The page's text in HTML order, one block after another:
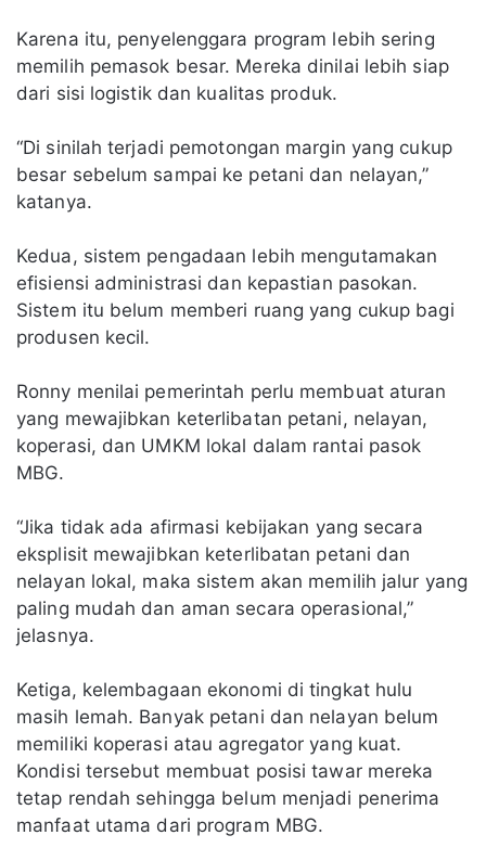
Karena itu, penyelenggara program lebih sering
memilih pemasok besar. Mereka dinilai lebih siap
dari sisi logistik dan kualitas produk.
“Di sinilah terjadi pemotongan margin yang cukup
besar sebelum sampai ke petani dan nelayan,”
katanya.
Kedua, sistem pengadaan lebih mengutamakan
efisiensi administrasi dan kepastian pasokan.
Sistem itu belum memberi ruang yang cukup bagi
produsen kecil.
Ronny menilai pemerintah perlu membuat aturan
yang mewajibkan keterlibatan petani, nelayan,
koperasi, dan UMKM lokal dalam rantai pasok
MBG.
“Jika tidak ada afirmasi kebijakan yang secara
eksplisit mewajibkan keterlibatan petani dan
nelayan lokal, maka sistem akan memilih jalur yang
paling mudah dan aman secara operasional,”
jelasnya.
Ketiga, kelembagaan ekonomi di tingkat hulu
masih lemah. Banyak petani dan nelayan belum
memiliki koperasi atau agregator yang kuat.
Kondisi tersebut membuat posisi tawar mereka
tetap rendah sehingga belum menjadi penerima
manfaat utama dari program MBG.